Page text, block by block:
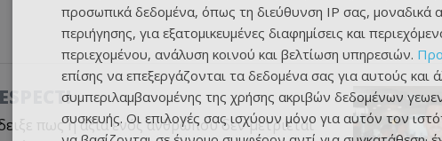
πως η αξία ενός ανθρώπου δεν μετριέται
προσωπικά δεδομένα, όπως τη διεύθυνση IP σας, μοναδικά
περιήγησης, για εξατομικευμένες διαφημίσεις και
περιεχομένου, ανάλυση κοινού και βελτίωση υπηρεσιών.
επίσης να επεξεργάζονται τα δεδομένα σας για αυτούς και
συμπεριλαμβανομένης της χρήσης ακριβών δεδομένων
συσκευής. Οι επιλογές σας ισχύουν μόνο για αυτόν τον